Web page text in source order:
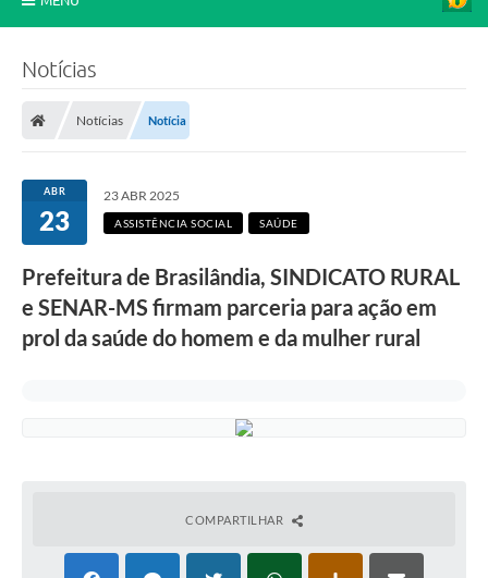
Transparência
Câmara Municipal
e-SIC
Tributação
Notícias
Notícias Notícia
ABR
23
23 ABR 2025
ASSISTÊNCIA SOCIAL SAÚDE
Prefeitura de Brasilândia, SINDICATO RURAL
e SENAR-MS firmam parceria para ação em
prol da saúde do homem e da mulher rural
COMPARTILHAR